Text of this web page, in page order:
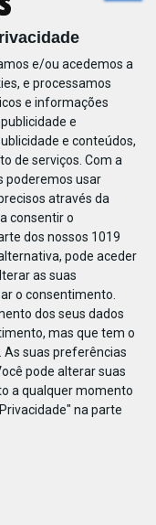
e/ou acedemos a
e processamos
e informações
e
e conteúdos,
de serviços. Com a
poderemos usar
através da
consentir o
dos nossos 1019
pode aceder
as suas
o consentimento.
dos seus dados
mas que tem o
As suas preferências
pode alterar suas
a qualquer momento
na parte